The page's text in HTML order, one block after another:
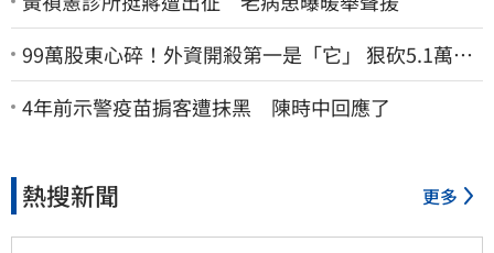
99萬股東心碎！外資開殺第一是「它」 狠砍5.1萬張
股價重挫近5%
4年前示警疫苗掮客遭抹黑 陳時中回應了
熱搜新聞 更多